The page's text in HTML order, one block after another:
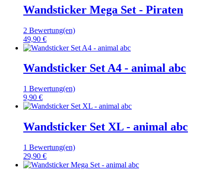
Wandsticker Mega Set - Piraten
2 Bewertung(en)
49,90 €
Wandsticker Set A4 - animal abc
1 Bewertung(en)
9,90 €
Wandsticker Set XL - animal abc
1 Bewertung(en)
29,90 €